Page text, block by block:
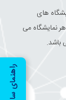
راهنمای سایت
های
نمایشگاه می
باشد.